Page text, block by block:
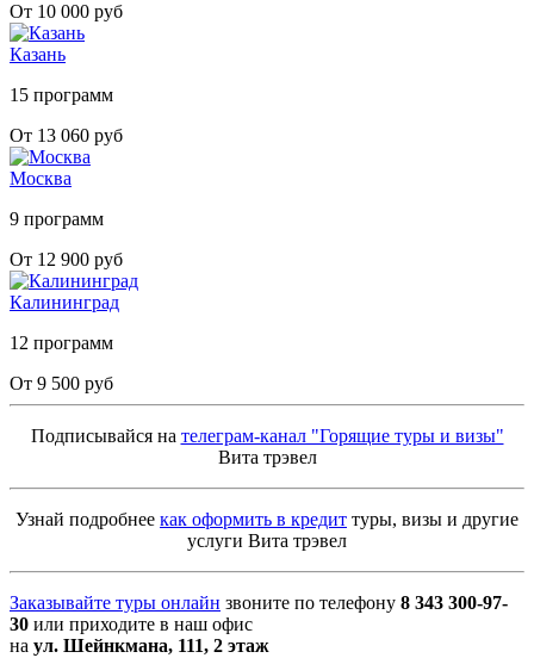
От 10 000 руб
Казань
15 программ
От 13 060 руб
Москва
9 программ
От 12 900 руб
Калининград
12 программ
От 9 500 руб
Подписывайся на телеграм-канал "Горящие туры и визы"
Вита трэвел
Узнай подробнее как оформить в кредит туры, визы и другие
услуги Вита трэвел
Заказывайте туры онлайн звоните по телефону 8 343 300-97-
30 или приходите в наш офис
на ул. Шейнкмана, 111, 2 этаж